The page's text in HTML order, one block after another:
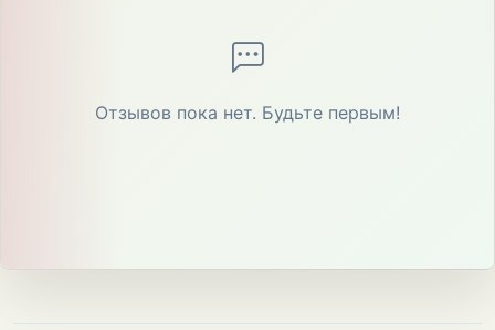
Отзывов пока нет. Будьте первым!